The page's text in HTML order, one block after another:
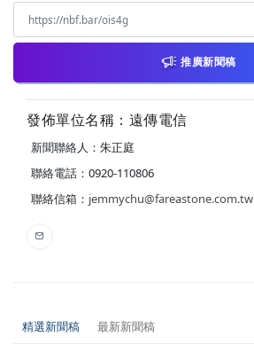
推廣新聞稿
發佈單位名稱：遠傳電信
新聞聯絡人：朱正庭
聯絡電話：0920-110806
聯絡信箱： jemmychu@fareastone.com.tw
精選新聞稿 最新新聞稿